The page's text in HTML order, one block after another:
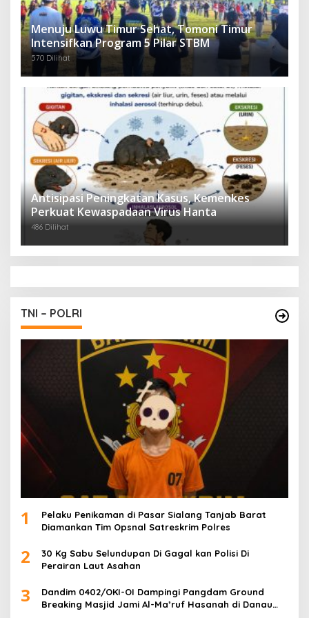
Menuju Luwu Timur Sehat, Tomoni Timur
Intensifkan Program 5 Pilar STBM
570 Dilihat
Antisipasi Peningkatan Kasus, Kemenkes
Perkuat Kewaspadaan Virus Hanta
486 Dilihat
TNI – POLRI
1
Pelaku Penikaman di Pasar Sialang Tanjab Barat
Diamankan Tim Opsnal Satreskrim Polres
2
30 Kg Sabu Selundupan Di Gagal kan Polisi Di
Perairan Laut Asahan
3
Dandim 0402/OKI-OI Dampingi Pangdam Ground
Breaking Masjid Jami Al-Ma’ruf Hasanah di Danau